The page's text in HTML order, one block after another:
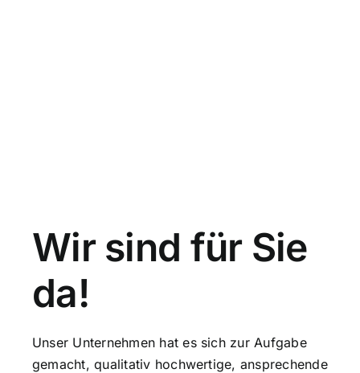
Wir sind für Sie
da!
Unser Unternehmen hat es sich zur Aufgabe
gemacht, qualitativ hochwertige, ansprechende